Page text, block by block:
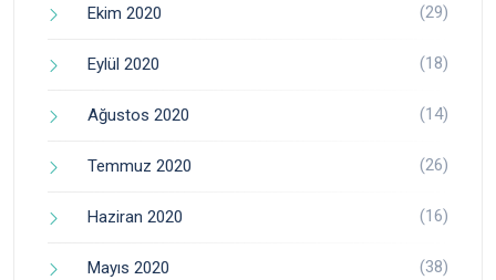
Ekim 2020 (29)
Eylül 2020 (18)
Ağustos 2020 (14)
Temmuz 2020 (26)
Haziran 2020 (16)
Mayıs 2020 (38)